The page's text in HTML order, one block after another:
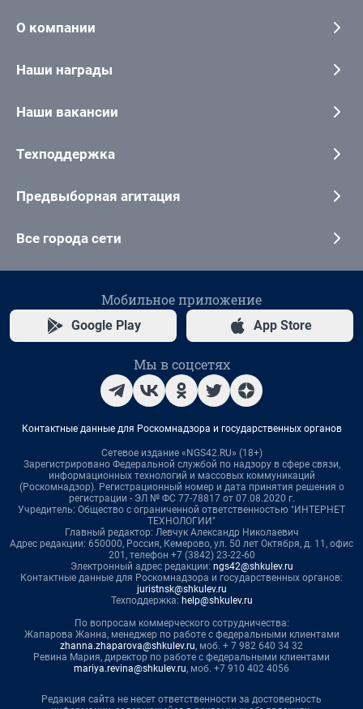
О компании
Наши награды
Наши вакансии
Техподдержка
Предвыборная агитация
Все города сети
Мобильное приложение
Google Play App Store
Мы в соцсетях
Контактные данные для Роскомнадзора и государственных органов
Сетевое издание «NGS42.RU» (18+)
Зарегистрировано Федеральной службой по надзору в сфере связи,
информационных технологий и массовых коммуникаций
(Роскомнадзор). Регистрационный номер и дата принятия решения о
регистрации - ЭЛ № ФС 77-78817 от 07.08.2020 г.
Учредитель: Общество с ограниченной ответственностью "ИНТЕРНЕТ
ТЕХНОЛОГИИ"
Главный редактор: Левчук Александр Николаевич
Адрес редакции: 650000, Россия, Кемерово, ул. 50 лет Октября, д. 11, офис
201, телефон +7 (3842) 23-22-60
Электронный адрес редакции: ngs42@shkulev.ru
Контактные данные для Роскомнадзора и государственных органов:
juristnsk@shkulev.ru
Техподдержка: help@shkulev.ru
По вопросам коммерческого сотрудничества:
Жапарова Жанна, менеджер по работе с федеральными клиентами
zhanna.zhaparova@shkulev.ru, моб. + 7 982 640 34 32
Ревина Мария, директор по работе с федеральными клиентами
mariya.revina@shkulev.ru, моб. +7 910 402 4056
Редакция сайта не несет ответственности за достоверность